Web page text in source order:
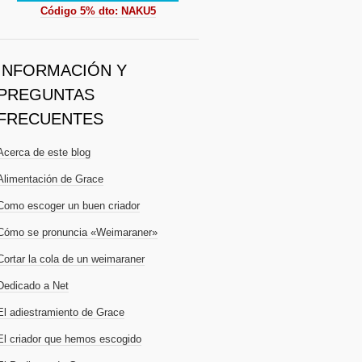
Código 5% dto: NAKU5
Y
de este blog
de Grace
escoger un buen criador
se pronuncia «Weimaraner»
la cola de un weimaraner
a Net
adiestramiento de Grace
criador que hemos escogido